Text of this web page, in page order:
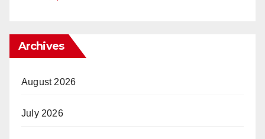
Archives
August 2026
July 2026